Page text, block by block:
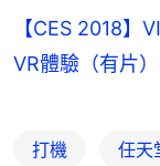
【CES 2018
VR體驗（有片）
打機 任天